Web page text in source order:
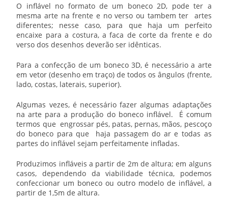
O inflável no formato de um boneco 2D, pode ter a
mesma arte na frente e no verso ou tambem ter artes
diferentes; nesse caso, para que haja um perfeito
encaixe para a costura, a faca de corte da frente e do
verso dos desenhos deverão ser idênticas.
Para a confecção de um boneco 3D, é necessário a arte
em vetor (desenho em traço) de todos os ângulos (frente,
lado, costas, laterais, superior).
Algumas vezes, é necessário fazer algumas adaptações
na arte para a produção do boneco inflável. É comum
termos que engrossar pés, patas, pernas, mãos, pescoço
do boneco para que haja passagem do ar e todas as
partes do inflável sejam perfeitamente infladas.
Produzimos infláveis a partir de 2m de altura; em alguns
casos, dependendo da viabilidade técnica, podemos
confeccionar um boneco ou outro modelo de inflável, a
partir de 1,5m de altura.